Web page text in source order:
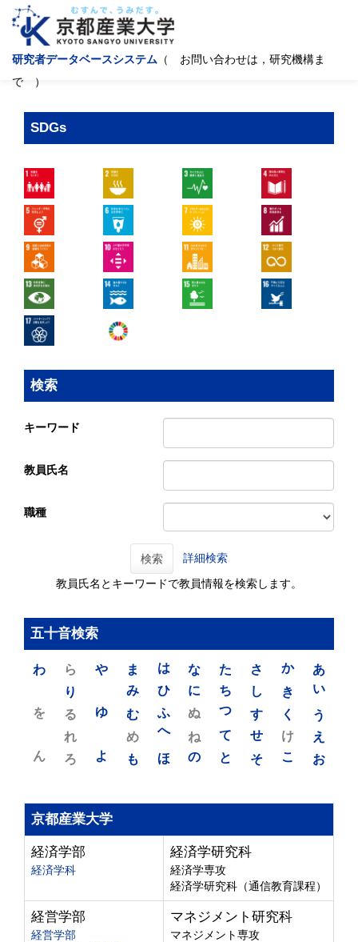
研究者データベースシステム （ お問い合わせは，研究機構ま
で ）
SDGs
検索
キーワード
教員氏名
職種
検索 詳細検索
教員氏名とキーワードで教員情報を検索します。
五十音検索
あ
い
う
え
お
か
き
く
け
こ
さ
し
す
せ
そ
た
ち
つ
て
と
な
に
ぬ
ね
の
は
ひ
ふ
へ
ほ
ま
み
む
め
も
や
ゆ
よ
ら
り
る
れ
ろ
わ
を
ん
京都産業大学
経済学部
経済学科
経済学研究科
経済学専攻
経済学研究科（通信教育課程）
経営学部
経営学部
マネジメント研究科
マネジメント専攻